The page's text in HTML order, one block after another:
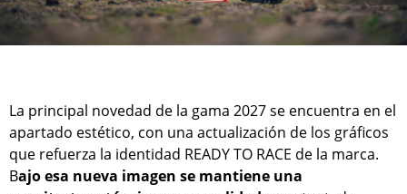
La principal novedad de la gama 2027 se encuentra en el
apartado estético, con una actualización de los gráficos
que refuerza la identidad READY TO RACE de la marca.
Bajo esa nueva imagen se mantiene una